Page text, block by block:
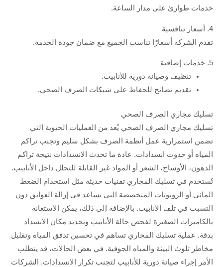
خدمات طوارئ على مدار الساعة.
4. أسعار تنافسية
تقدم الشركة أسعارًا تناسب الجميع مع ضمان جودة الخدمة.
5. خدمات إضافية
تنظيف وصيانة دورية للأنابيب.
تقديم نصائح للحفاظ على شبكات الصرف الصحي.
تسليك مجاري الصرف الصحي
تسليك مجاري الصرف الصحي يُعد من العمليات الحيوية التي
تضمن استمرارية عمل أنظمة الصرف بشكل سليم وتجنب تراكم
المياه أو حدوث انسدادات. عادة ما تحدث الانسدادات نتيجة تراكم
الدهون، الأوساخ، الشعر أو المواد غير القابلة للتحلل داخل الأنابيب.
تُستخدم في تسليك المجاري تقنيات حديثة مثل استخدام الضغط
المائي أو الروبوتات المتخصصة التي تساعد في إزالة العوائق دون
التسبب في تلف الأنابيب. بالإضافة إلى ذلك، يمكن الاستعانة
بالكاميرات الصغيرة لفحص حالة الأنابيب وتحديد مكان الانسداد
بدقة. عملية تسليك المجاري تساهم في تحسين تدفق المياه وتقليل
مخاطر تلوث البيئة والمياه الجوفية. في بعض الحالات، قد يتطلب
الأمر إجراء صيانة دورية للأنابيب لتجنب تكرار الانسدادات. الشركات